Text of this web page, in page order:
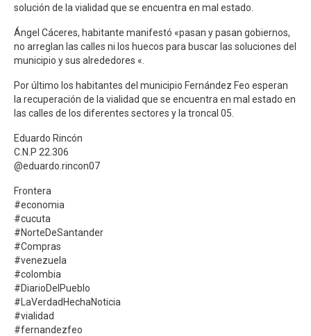
solución de la vialidad que se encuentra en mal estado.
Ángel Cáceres, habitante manifestó «pasan y pasan gobiernos,
no arreglan las calles ni los huecos para buscar las soluciones del
municipio y sus alrededores «.
Por último los habitantes del municipio Fernández Feo esperan
la recuperación de la vialidad que se encuentra en mal estado en
las calles de los diferentes sectores y la troncal 05.
Eduardo Rincón
C.N.P 22.306
@eduardo.rincon07
Frontera
#economia
#cucuta
#NorteDeSantander
#Compras
#venezuela
#colombia
#DiarioDelPueblo
#LaVerdadHechaNoticia
#vialidad
#fernandezfeo